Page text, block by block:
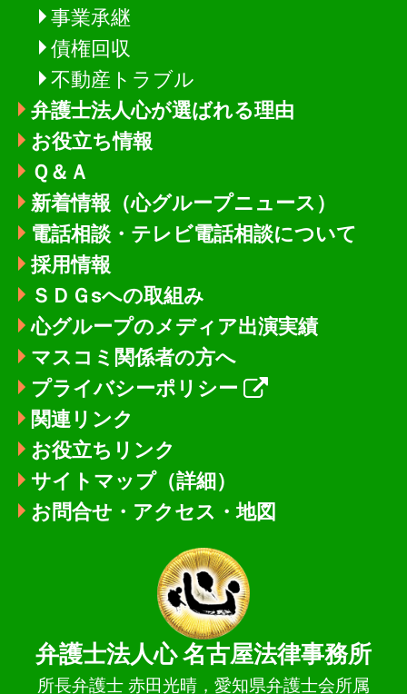
事業承継
債権回収
不動産トラブル
弁護士法人心が選ばれる理由
お役立ち情報
Ｑ＆Ａ
新着情報 （心グループニュース）
電話相談・テレビ電話相談について
採用情報
ＳＤＧsへの取組み
心グループのメディア出演実績
マスコミ関係者の方へ
プライバシーポリシー
関連リンク
お役立ちリンク
サイトマップ（詳細）
お問合せ・アクセス・地図
弁護士法人心名古屋法律事務所
所長弁護士 赤田光晴，愛知県弁護士会所属